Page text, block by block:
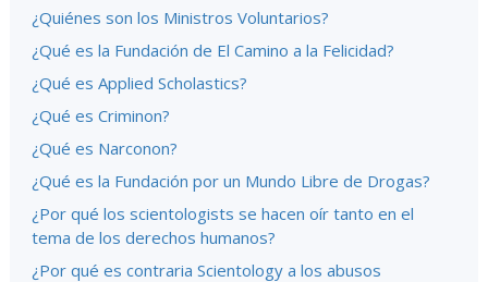
¿Quiénes son los Ministros Voluntarios?
¿Qué es la Fundación de El Camino a la Felicidad?
¿Qué es Applied Scholastics?
¿Qué es Criminon?
¿Qué es Narconon?
¿Qué es la Fundación por un Mundo Libre de Drogas?
¿Por qué los scientologists se hacen oír tanto en el
tema de los derechos humanos?
¿Por qué es contraria Scientology a los abusos